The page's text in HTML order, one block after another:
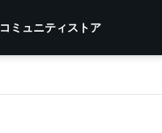
コミュニティストア